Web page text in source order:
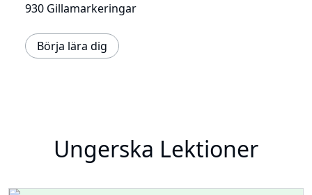
930 Gillamarkeringar
Börja lära dig
Ungerska Lektioner